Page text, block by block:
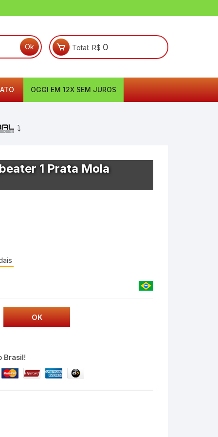
Total: R$ 0
OGGI EM 12X SEM JUROS
⤵
1 Prata Mola
Brasil!